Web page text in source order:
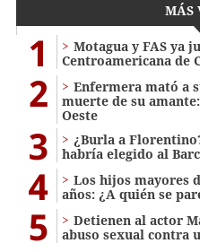
MÁS
1
Motagua y FAS ya
Centroamericana de
2
Enfermera mató a
muerte de su
Oeste
3
¿Burla a
habría elegido al
4
Los hijos mayores
años: ¿A quién se
5
Detienen al actor
abuso sexual contra